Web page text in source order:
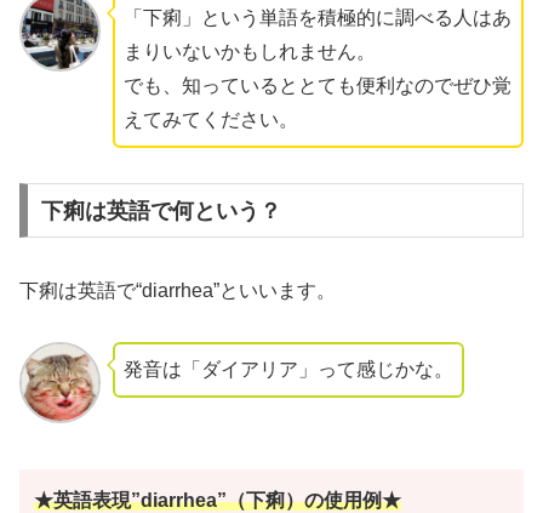
「下痢」という単語を積極的に調べる人はあ
まりいないかもしれません。
でも、知っているととても便利なのでぜひ覚
えてみてください。
下痢は英語で何という？
下痢は英語で“diarrhea”といいます。
発音は「ダイアリア」って感じかな。
★英語表現”diarrhea”（下痢）の使用例★